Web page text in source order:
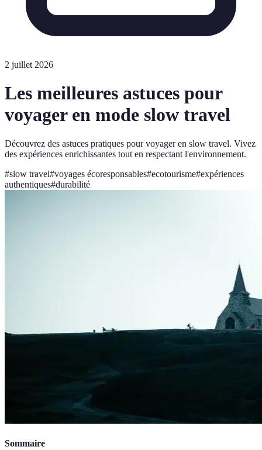
2 juillet 2026
Les meilleures astuces pour
voyager en mode slow travel
Découvrez des astuces pratiques pour voyager en slow travel. Vivez
des expériences enrichissantes tout en respectant l'environnement.
#slow travel#voyages écoresponsables#ecotourisme#expériences
authentiques#durabilité
Sommaire